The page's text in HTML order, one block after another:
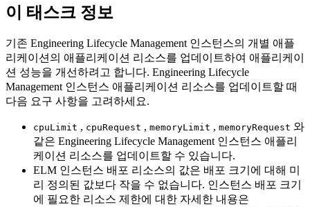
이 태스크 정보
기존 Engineering Lifecycle Management인스턴스의 개별 애플
리케이션의 애플리케이션 리소스를 업데이트하여 애플리케이
션 성능을 개선하려고 합니다. Engineering Lifecycle
Management인스턴스 애플리케이션 리소스를 업데이트할 때
다음 요구 사항을 고려하세요.
cpuLimit , cpuRequest , memoryLimit , memoryRequest 와
같은 Engineering Lifecycle Management인스턴스 애플리
케이션 리소스를 업데이트할 수 있습니다.
ELM 인스턴스 배포 리소스의 값은 배포 크기에 대해 미
리 정의된 값보다 작을 수 없습니다. 인스턴스 배포 크기
에 필요한 리소스 제한에 대한 자세한 내용은